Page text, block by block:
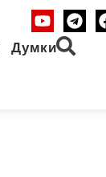
Думки